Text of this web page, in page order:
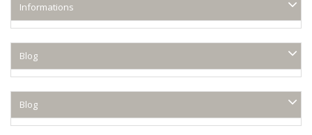
Informations
Blog
Blog